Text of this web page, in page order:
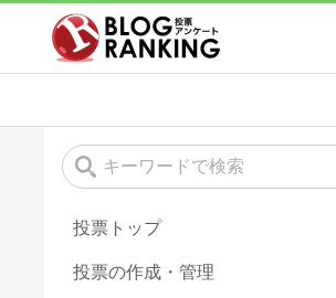
投票トップ
投票の作成・管理